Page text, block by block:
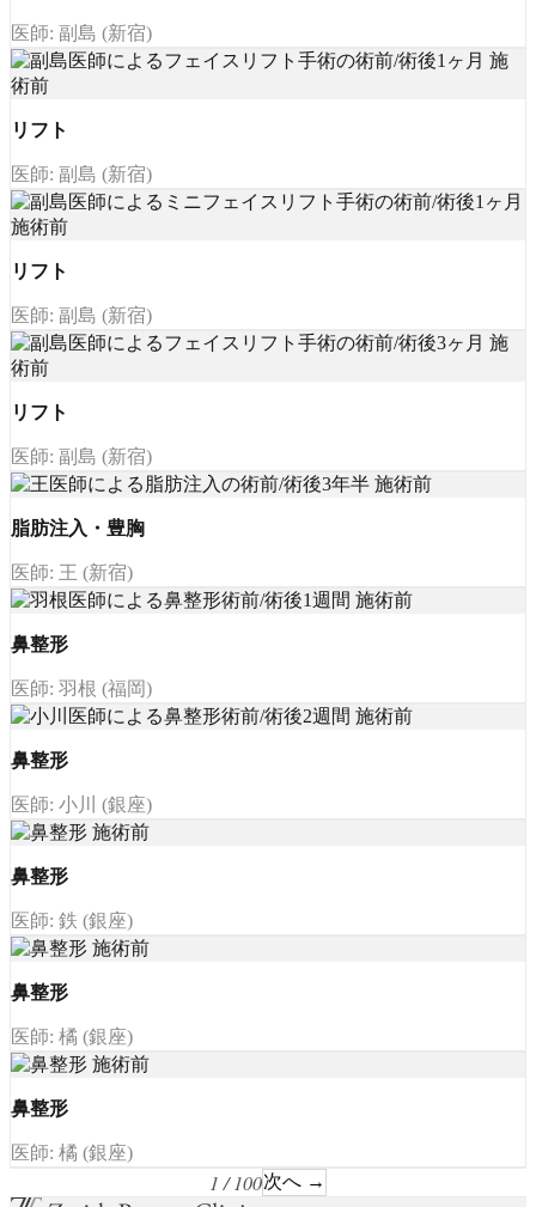
医師: 副島 (新宿)
リフト
医師: 副島 (新宿)
リフト
医師: 副島 (新宿)
リフト
医師: 副島 (新宿)
脂肪注入・豊胸
医師: 王 (新宿)
鼻整形
医師: 羽根 (福岡)
鼻整形
医師: 小川 (銀座)
鼻整形
医師: 鉄 (銀座)
鼻整形
医師: 橘 (銀座)
鼻整形
医師: 橘 (銀座)
1 / 100次へ →